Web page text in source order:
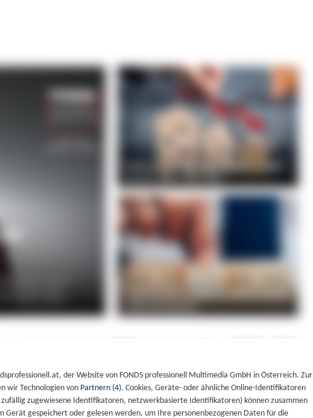
der Website von FONDS professionell Multimedia GmbH in Österreich. Zur
wir Technologien von Partnern (4). Cookies, Geräte- oder ähnliche Online-Identifikatoren
zugewiesene Identifikatoren, netzwerkbasierte Identifikatoren) können zusammen
gespeichert oder gelesen werden, um Ihre personenbezogenen Daten für die